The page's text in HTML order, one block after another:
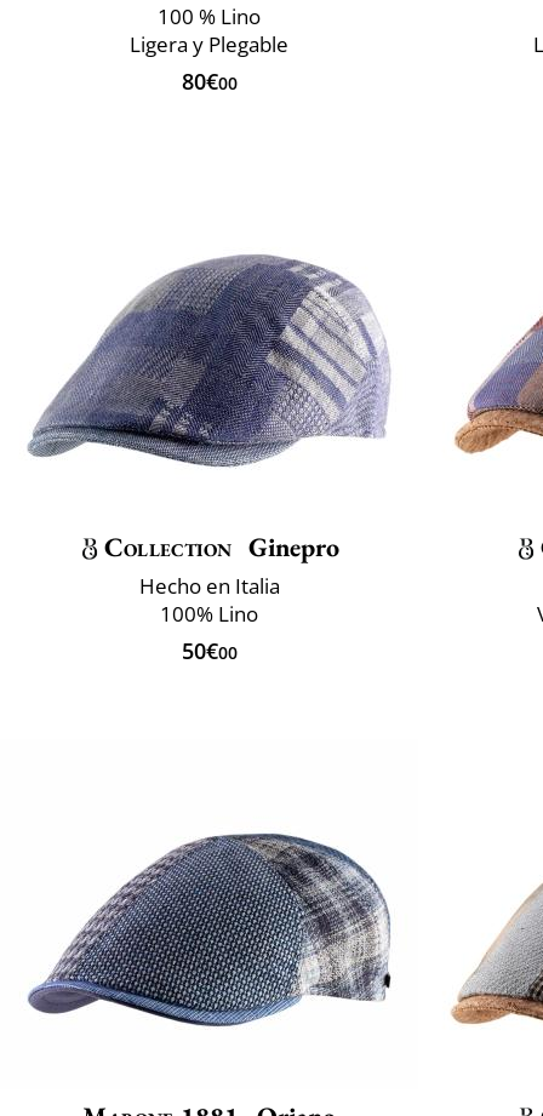
100 % Lino
Ligera y Plegable
80€00
Collection Ginepro
Hecho en Italia
100% Lino
50€00